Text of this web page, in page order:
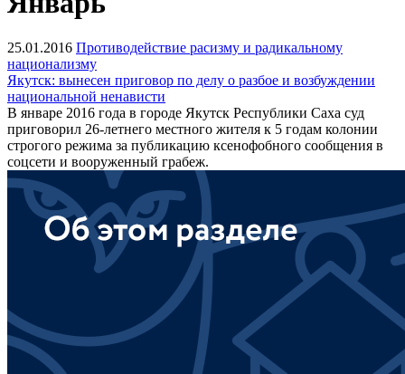
25.01.2016 Противодействие расизму и радикальному
национализму
Якутск: вынесен приговор по делу о разбое и возбуждении
национальной ненависти
В январе 2016 года в городе Якутск Республики Саха суд
приговорил 26-летнего местного жителя к 5 годам колонии
строгого режима за публикацию ксенофобного сообщения в
соцсети и вооруженный грабеж.